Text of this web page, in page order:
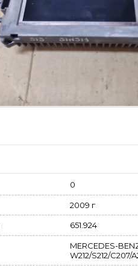
0
2009 г
651.924
MERCEDES-
W212/S212/C207/